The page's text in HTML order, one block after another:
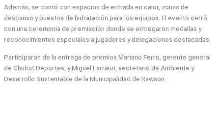
Además, se contó con espacios de entrada en calor, zonas de
descanso y puestos de hidratación para los equipos. El evento cerró
con una ceremonia de premiación donde se entregaron medallas y
reconocimientos especiales a jugadores y delegaciones destacadas.
Participaron de la entrega de premios Mariano Ferro, gerente general
de Chubut Deportes, y Miguel Larrauri, secretario de Ambiente y
Desarrollo Sustentable de la Municipalidad de Rawson.